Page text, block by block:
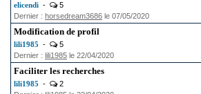
elicendi -
5
Dernier : horsedream3686 le 07/05/2020
Modification de profil
lili1985 -
5
Dernier : lili1985 le 22/04/2020
Faciliter les recherches
lili1985 -
2